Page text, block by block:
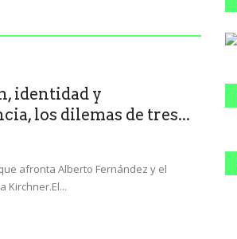
identidad y
los dilemas de tres...
afronta Alberto Fernández y el
Kirchner.El...